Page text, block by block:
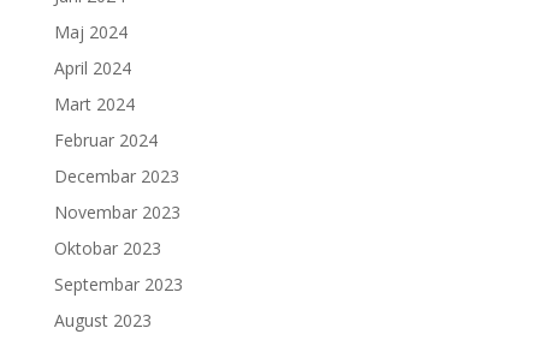
Maj 2024
April 2024
Mart 2024
Februar 2024
Decembar 2023
Novembar 2023
Oktobar 2023
Septembar 2023
August 2023